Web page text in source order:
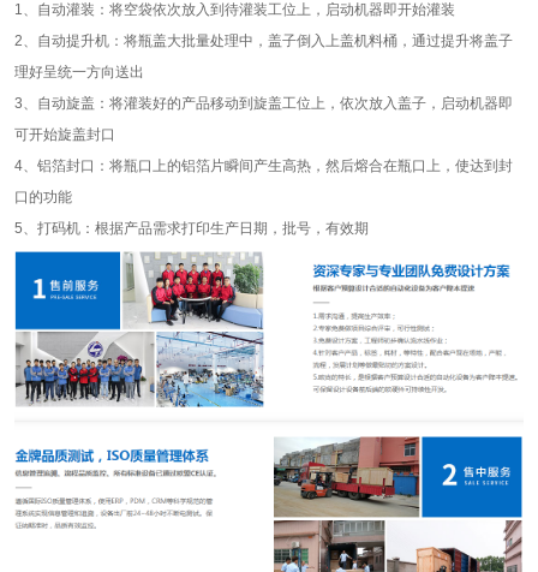
1、自动灌装：将空袋依次放入到待灌装工位上，启动机器即开始灌装
2、自动提升机：将瓶盖大批量处理中，盖子倒入上盖机料桶，通过提升将盖子
理好呈统一方向送出
3、自动旋盖：将灌装好的产品移动到旋盖工位上，依次放入盖子，启动机器即
可开始旋盖封口
4、铝箔封口：将瓶口上的铝箔片瞬间产生高热，然后熔合在瓶口上，使达到封
口的功能
5、打码机：根据产品需求打印生产日期，批号，有效期